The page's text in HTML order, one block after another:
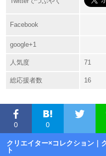
Facebook
google+1
人気度 71
総応援者数 16
0 0
クリエイター×コレクション ｜
ト